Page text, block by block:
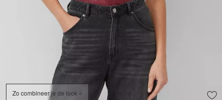
Zo combineer je de look